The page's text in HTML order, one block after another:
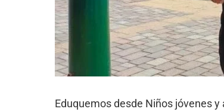
Eduquemos desde Niños jóvenes